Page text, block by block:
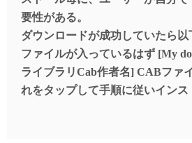
要性がある。
ダウンロードが成功していたら
ファイルが入っているはず [My
ライブラリCab作者名] CABファ
れをタップして手順に従いイン